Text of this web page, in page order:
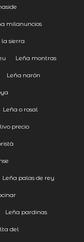
milanuncios
sierra
Leña montras
Leña narón
Leña o rosal
precio
Leña palas de rey
Leña pardinas
del